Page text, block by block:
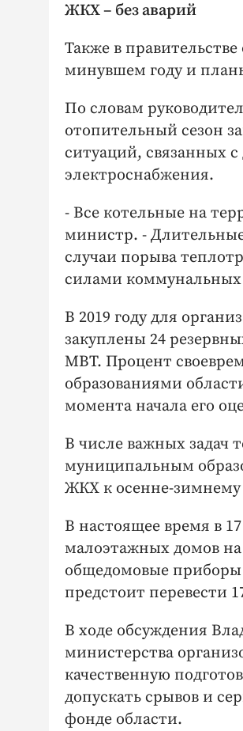
ЖКХ – без аварий
Также в
минувшем году и
По словам
отопительный сезон
ситуаций, связанных
электроснабжения.
- Все котельные на
министр. -
случаи порыва
силами
В 2019 году для
закуплены 24
МВТ. Процент
образованиями
момента начала его
В числе важных задач
муниципальным
ЖКХ к осенне-зимнему
В настоящее время в
малоэтажных домов
общедомовые приборы
предстоит перевести
В ходе обсуждения
министерства
качественную
допускать срывов и
фонде области.